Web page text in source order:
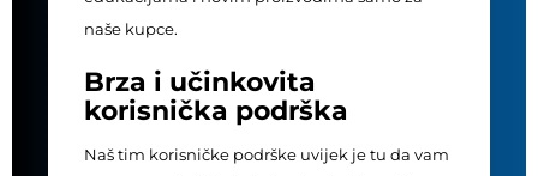
naše kupce.
Brza i učinkovita
korisnička podrška
Naš tim korisničke podrške uvijek je tu da vam